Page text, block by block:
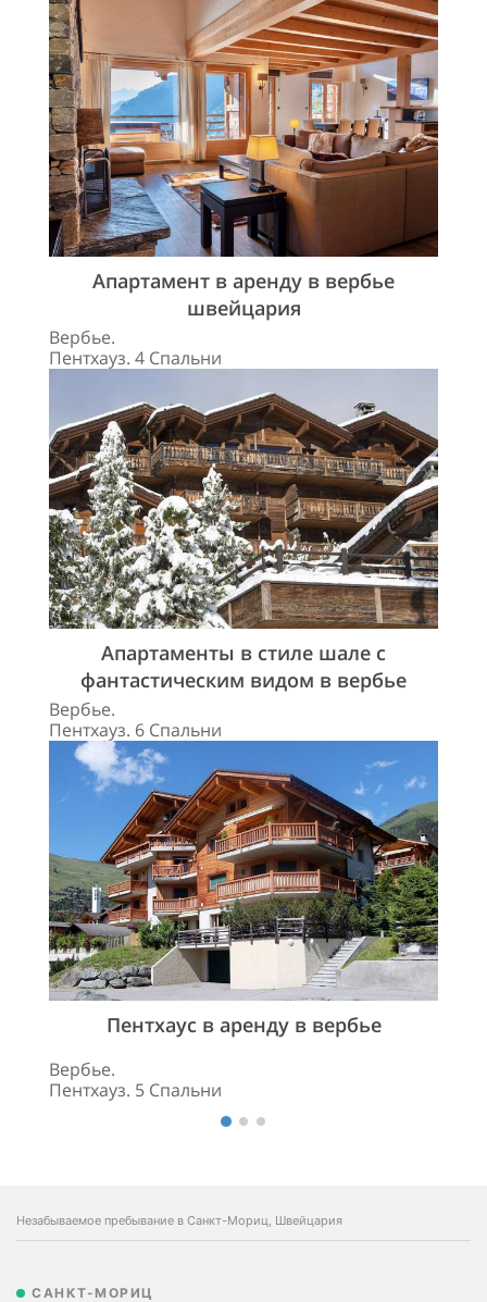
Апартамент в аренду в вербье
швейцария
Вербье.
Пентхауз. 4 Спальни
Апартаменты в стиле шале с
фантастическим видом в вербье
Вербье.
Пентхауз. 6 Спальни
Пентхаус в аренду в вербье
Вербье.
Пентхауз. 5 Спальни
Незабываемое пребывание в Санкт-Мориц, Швейцария
САНКТ-МОРИЦ